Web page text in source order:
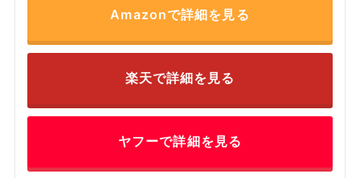
Amazonで詳細を見る
楽天で詳細を見る
ヤフーで詳細を見る